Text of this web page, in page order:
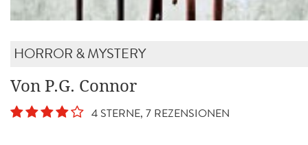
HORROR & MYSTERY
Von P.G. Connor
4 STERNE, 7 REZENSIONEN